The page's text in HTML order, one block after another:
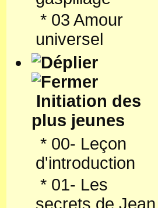
* 03 Amour
universel
Initiation des
plus jeunes
* 00- Leçon
d'introduction
* 01- Les
secrets de Jean